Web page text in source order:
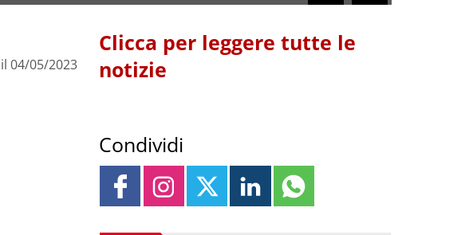
il 04/05/2023
Clicca per leggere tutte le
notizie
Condividi